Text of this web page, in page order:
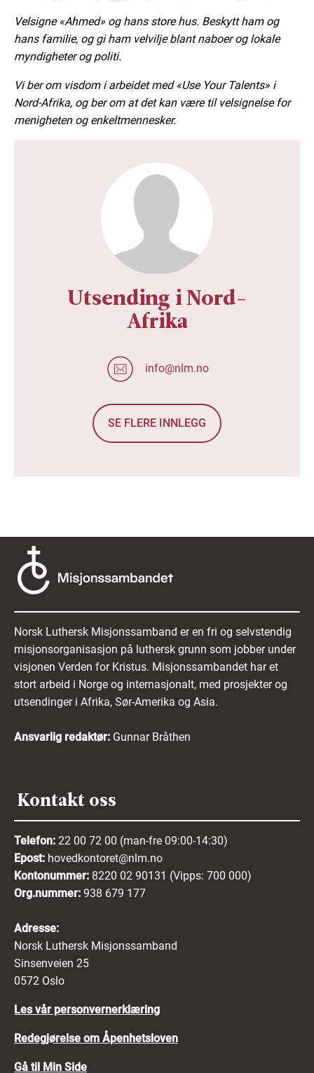
Velsigne «Ahmed» og hans store hus. Beskytt ham og
hans familie, og gi ham velvilje blant naboer og lokale
myndigheter og politi.
Vi ber om visdom i arbeidet med «Use Your Talents» i
Nord-Afrika, og ber om at det kan være til velsignelse for
menigheten og enkeltmennesker.
Utsending i Nord-
Afrika
info@nlm.no
SE FLERE INNLEGG
Norsk Luthersk Misjonssamband er en fri og selvstendig
misjonsorganisasjon på luthersk grunn som jobber under
visjonen Verden for Kristus. Misjonssambandet har et
stort arbeid i Norge og internasjonalt, med prosjekter og
utsendinger i Afrika, Sør-Amerika og Asia.
Ansvarlig redaktør: Gunnar Bråthen
Kontakt oss
Telefon: 22 00 72 00 (man-fre 09:00-14:30)
Epost: hovedkontoret@nlm.no
Kontonummer: 8220 02 90131 (Vipps: 700 000)
Org.nummer: 938 679 177
Adresse:
Norsk Luthersk Misjonssamband
Sinsenveien 25
0572 Oslo
Les vår personvernerklæring
Redegjørelse om Åpenhetsloven
Gå til Min Side